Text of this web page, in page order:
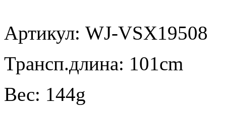
Артикул: WJ-VSX19508
Трансп.длина: 101cm
Вес: 144g